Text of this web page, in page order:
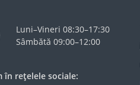
Luni–Vineri 08:30–17:30
Sâmbătă 09:00–12:00
în rețelele sociale: